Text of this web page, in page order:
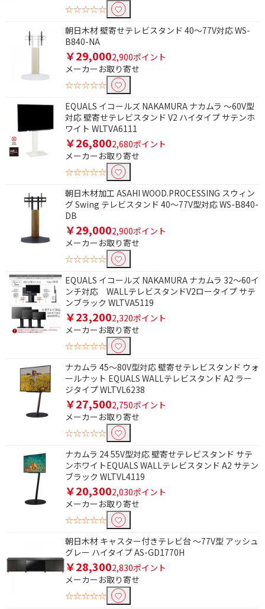
☆☆☆☆☆
朝日木材 壁寄せテレビスタンド 40～77V対応 WS-
B840-NA
￥29,0002,900ポイント
メーカーお取り寄せ
☆☆☆☆☆
EQUALS イコールズ NAKAMURA ナカムラ ～60V型
対応 壁寄せテレビスタンド V2 ハイタイプ サテンホ
ワイト WLTVA6111
￥26,8002,680ポイント
メーカーお取り寄せ
☆☆☆☆☆
朝日木材加工 ASAHI WOOD.PROCESSING スウィン
グ Swing テレビスタンド 40～77V型対応 WS-B840-
DB
￥29,0002,900ポイント
メーカーお取り寄せ
☆☆☆☆☆
EQUALS イコールズ NAKAMURA ナカムラ 32～60イ
ンチ対応 WALLテレビスタンドV2ロータイプ サテ
ンブラック WLTVA5119
￥23,2002,320ポイント
メーカーお取り寄せ
☆☆☆☆☆
ナカムラ 45～80V型対応 壁寄せテレビスタンド ウォ
ールナット EQUALS WALLテレビスタンド A2 ラー
ジタイプ WLTVL6238
￥27,5002,750ポイント
メーカーお取り寄せ
☆☆☆☆☆
ナカムラ 24 55V型対応 壁寄せテレビスタンド サテ
ンホワイトEQUALS WALLテレビスタンド A2 サテン
ブラック WLTVL4119
￥20,3002,030ポイント
メーカーお取り寄せ
☆☆☆☆☆
朝日木材 キャスター付きテレビ台 ～77V型 アッシュ
グレー ハイタイプ AS-GD1770H
￥28,3002,830ポイント
メーカーお取り寄せ
☆☆☆☆☆